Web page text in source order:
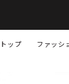
トップ ファッシ